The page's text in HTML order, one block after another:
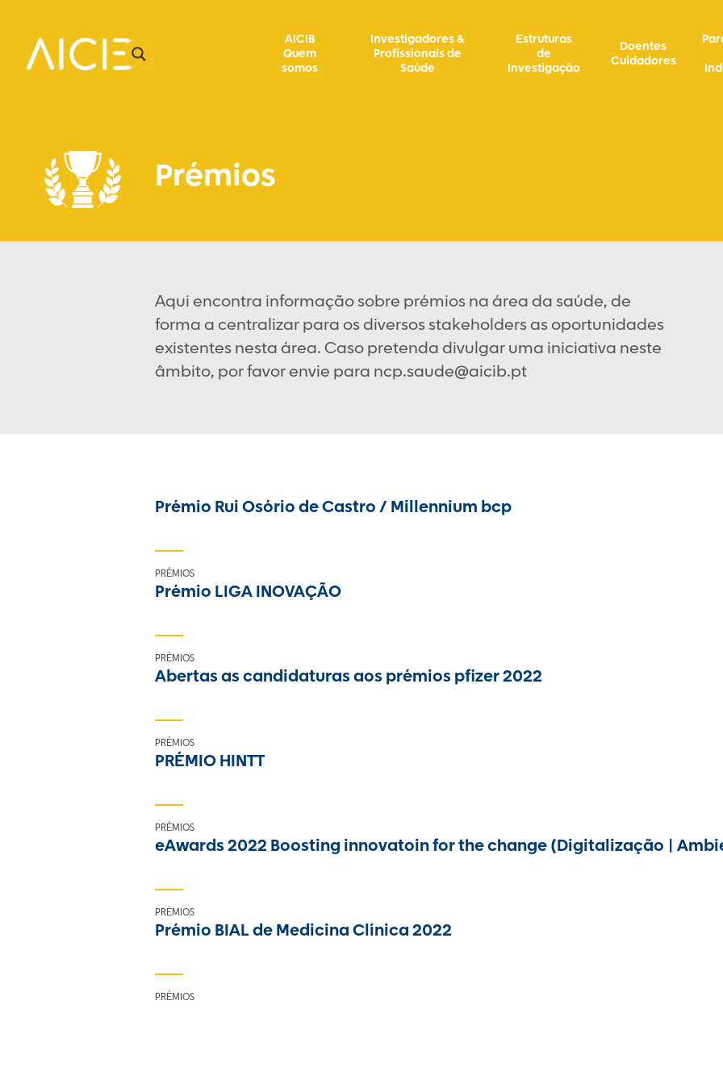
AICIB
Quem
somos
Investigadores &
Profissionais de
Saúde
Estruturas
de
Investigação
Doentes
Cuidadores
Prémios
Aqui encontra informação sobre prémios na área da saúde, de
forma a centralizar para os diversos stakeholders as oportunidades
existentes nesta área. Caso pretenda divulgar uma iniciativa neste
âmbito, por favor envie para ncp.saude@aicib.pt
Prémio Rui Osório de Castro / Millennium bcp
PRÉMIOS
Prémio LIGA INOVAÇÃO
PRÉMIOS
Abertas as candidaturas aos prémios pfizer 2022
PRÉMIOS
PRÉMIO HINTT
PRÉMIOS
eAwards 2022 Boosting innovatoin for the change (Digitalização |
PRÉMIOS
Prémio BIAL de Medicina Clínica 2022
PRÉMIOS